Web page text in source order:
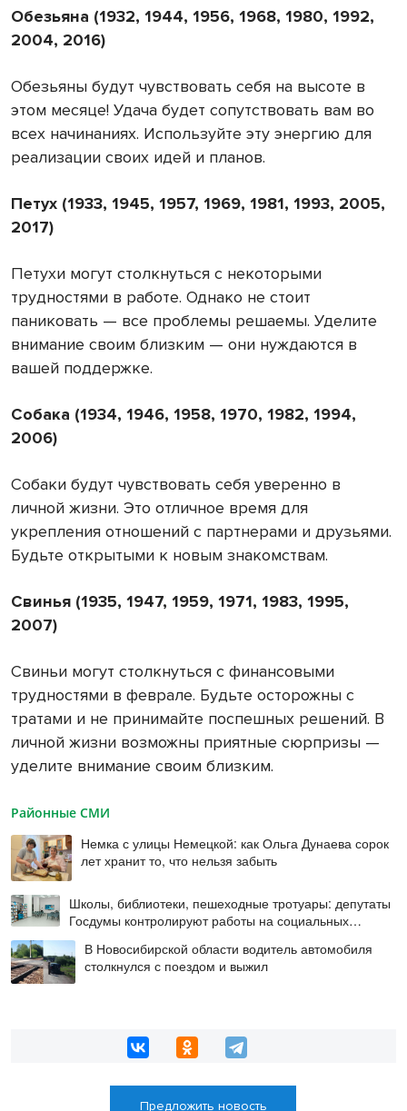
Обезьяна (1932, 1944, 1956, 1968, 1980, 1992,
2004, 2016)
Обезьяны будут чувствовать себя на высоте в
этом месяце! Удача будет сопутствовать вам во
всех начинаниях. Используйте эту энергию для
реализации своих идей и планов.
Петух (1933, 1945, 1957, 1969, 1981, 1993, 2005,
2017)
Петухи могут столкнуться с некоторыми
трудностями в работе. Однако не стоит
паниковать — все проблемы решаемы. Уделите
внимание своим близким — они нуждаются в
вашей поддержке.
Собака (1934, 1946, 1958, 1970, 1982, 1994,
2006)
Собаки будут чувствовать себя уверенно в
личной жизни. Это отличное время для
укрепления отношений с партнерами и друзьями.
Будьте открытыми к новым знакомствам.
Свинья (1935, 1947, 1959, 1971, 1983, 1995,
2007)
Свиньи могут столкнуться с финансовыми
трудностями в феврале. Будьте осторожны с
тратами и не принимайте поспешных решений. В
личной жизни возможны приятные сюрпризы —
уделите внимание своим близким.
Районные СМИ
Немка с улицы Немецкой: как Ольга Дунаева сорок
лет хранит то, что нельзя забыть
Школы, библиотеки, пешеходные тротуары: депутаты
Госдумы контролируют работы на социальных
объектах
В Новосибирской области водитель автомобиля
столкнулся с поездом и выжил
Предложить новость